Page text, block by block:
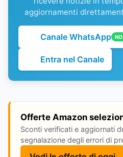
aggiornamenti
Canale WhatsApp
Entra nel Canale
Offerte Amazon
Sconti verificati e aggiornati
segnalazione degli errori di